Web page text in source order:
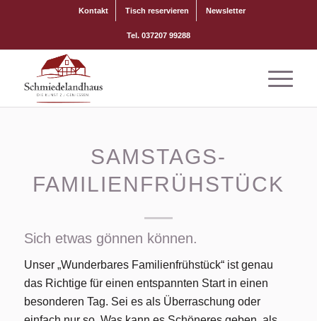
Kontakt Tisch reservieren Newsletter
Tel. 037207 99288
SAMSTAGS-
FAMILIENFRÜHSTÜCK
Sich etwas gönnen können.
Unser „Wunderbares Familienfrühstück“ ist genau
das Richtige für einen entspannten Start in einen
besonderen Tag. Sei es als Überraschung oder